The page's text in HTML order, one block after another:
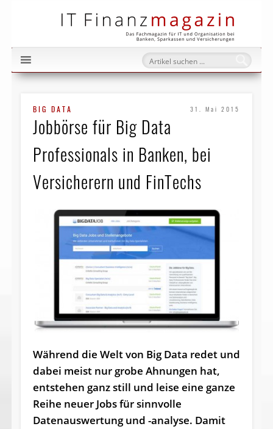
BIG DATA 31. Mai 2015
Jobbörse für Big Data
Professionals in Banken, bei
Versicherern und FinTechs
Während die Welt von Big Data redet und
dabei meist nur grobe Ahnungen hat,
entstehen ganz still und leise eine ganze
Reihe neuer Jobs für sinnvolle
Datenauswertung und -analyse. Damit